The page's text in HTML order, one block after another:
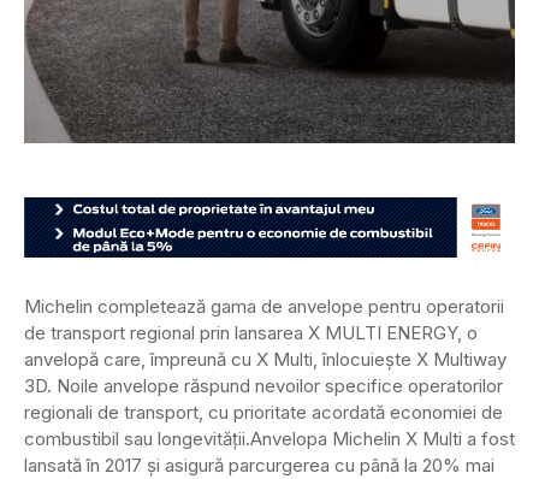
Michelin completează gama de anvelope pentru operatorii
de transport regional prin lansarea X MULTI ENERGY, o
anvelopă care, împreună cu X Multi, înlocuiește X Multiway
3D. Noile anvelope răspund nevoilor specifice operatorilor
regionali de transport, cu prioritate acordată economiei de
combustibil sau longevității.Anvelopa Michelin X Multi a fost
lansată în 2017 și asigură parcurgerea cu până la 20% mai